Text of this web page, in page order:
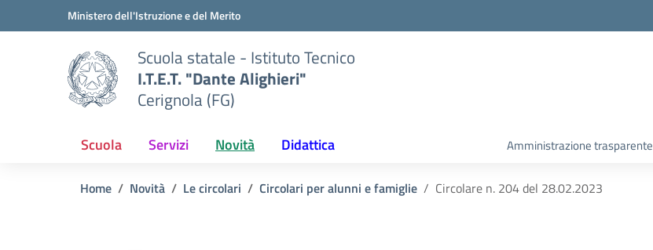
Vai ai contenuti
Vai al menu di navigazioneMinistero dell'Istruzione e del Merito
Scuola statale - Istituto Tecnico
I.T.E.T. "Dante Alighieri"
Cerignola (FG)
Scuola Servizi Novità Didattica Amministrazione trasparente
Home Novità Le circolari Circolari per alunni e famiglie Circolare n. 204 del 28.02.2023